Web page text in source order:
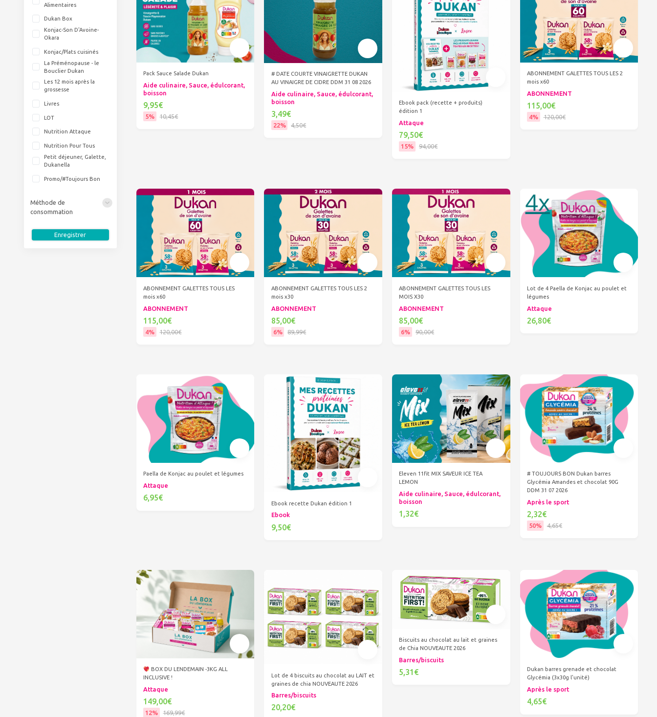
Alimentaires
Dukan Box
Konjac-Son D'Avoine-
Okara
Konjac/Plats cuisinés
La Préménopause - le
Bouclier Dukan
Les 12 mois après la
grossesse
Livres
LOT
Nutrition Attaque
Nutrition Pour Tous
Petit déjeuner, Galette,
Dukanella
Promo/#Toujours Bon
Méthode de
consommation
Enregistrer
Pack Sauce Salade Dukan
Aide culinaire, Sauce, édulcorant,
boisson
9,95€
5%
10,45€
# DATE COURTE VINAIGRETTE DUKAN
AU VINAIGRE DE CIDRE DDM 31 08 2026
Aide culinaire, Sauce, édulcorant,
boisson
3,49€
22%
4,50€
Ebook pack (recette + produits)
édition 1
Attaque
79,50€
15%
94,00€
ABONNEMENT GALETTES TOUS LES 2
mois x60
ABONNEMENT
115,00€
4%
120,00€
ABONNEMENT GALETTES TOUS LES
mois x60
ABONNEMENT
115,00€
4%
120,00€
ABONNEMENT GALETTES TOUS LES 2
mois x30
ABONNEMENT
85,00€
6%
89,99€
ABONNEMENT GALETTES TOUS LES
MOIS X30
ABONNEMENT
85,00€
6%
90,00€
Lot de 4 Paella de Konjac au poulet et
légumes
Attaque
26,80€
Paella de Konjac au poulet et légumes
Attaque
6,95€
Ebook recette Dukan édition 1
Ebook
9,50€
Eleven 11fit MIX SAVEUR ICE TEA
LEMON
Aide culinaire, Sauce, édulcorant,
boisson
1,32€
# TOUJOURS BON Dukan barres
Glycémia Amandes et chocolat 90G
DDM 31 07 2026
Après le sport
2,32€
50%
4,65€
BOX DU LENDEMAIN -3KG ALL
INCLUSIVE !
Attaque
149,00€
12%
169,99€
Lot de 4 biscuits au chocolat au LAIT et
graines de chia NOUVEAUTE 2026
Barres/biscuits
20,20€
Biscuits au chocolat au lait et graines
de Chia NOUVEAUTE 2026
Barres/biscuits
5,31€
Dukan barres grenade et chocolat
Glycémia (3x30g l'unité)
Après le sport
4,65€